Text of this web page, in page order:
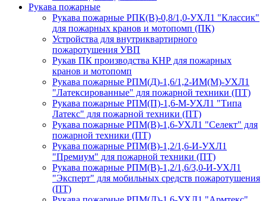
Рукава пожарные
Рукава пожарные РПК(В)-0,8/1,0-УХЛ1 "Классик"
для пожарных кранов и мотопомп (ПК)
Устройства для внутриквартирного
пожаротушения УВП
Рукав ПК производства КНР для пожарных
кранов и мотопомп
Рукава пожарные РПМ(Д)-1,6/1,2-ИМ(M)-УХЛ1
"Латексированные" для пожарной техники (ПТ)
Рукава пожарные РПМ(П)-1,6-М-УХЛ1 "Типа
Латекс" для пожарной техники (ПТ)
Рукава пожарные РПМ(В)-1,6-УХЛ1 "Селект" для
пожарной техники (ПТ)
Рукава пожарные РПМ(В)-1,2/1,6-И-УХЛ1
"Премиум" для пожарной техники (ПТ)
Рукава пожарные РПМ(В)-1,2/1,6/3,0-И-УХЛ1
"Эксперт" для мобильных средств пожаротушения
(ПТ)